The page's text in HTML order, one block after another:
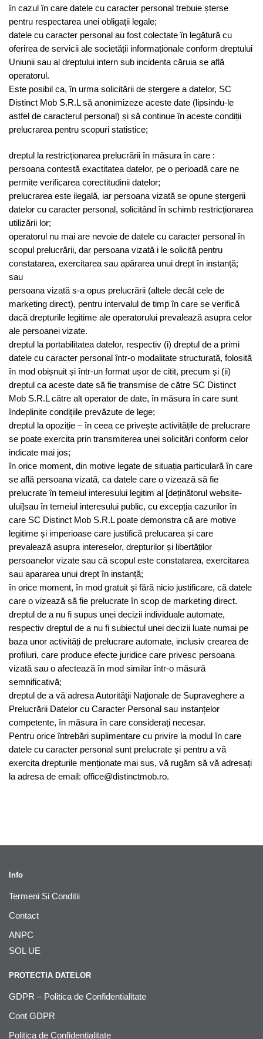
în cazul în care datele cu caracter personal trebuie șterse
pentru respectarea unei obligații legale;
datele cu caracter personal au fost colectate în legătură cu
oferirea de servicii ale societății informaționale conform dreptului
Uniunii sau al dreptului intern sub incidenta căruia se află
operatorul.
Este posibil ca, în urma solicitării de ștergere a datelor, SC
Distinct Mob S.R.L să anonimizeze aceste date (lipsindu-le
astfel de caracterul personal) și să continue în aceste condiții
prelucrarea pentru scopuri statistice;
dreptul la restricționarea prelucrării în măsura în care :
persoana contestă exactitatea datelor, pe o perioadă care ne
permite verificarea corectitudinii datelor;
prelucrarea este ilegală, iar persoana vizată se opune ștergerii
datelor cu caracter personal, solicitând în schimb restricționarea
utilizării lor;
operatorul nu mai are nevoie de datele cu caracter personal în
scopul prelucrării, dar persoana vizată i le solicită pentru
constatarea, exercitarea sau apărarea unui drept în instanță;
sau
persoana vizată s-a opus prelucrării (altele decât cele de
marketing direct), pentru intervalul de timp în care se verifică
dacă drepturile legitime ale operatorului prevalează asupra celor
ale persoanei vizate.
dreptul la portabilitatea datelor, respectiv (i) dreptul de a primi
datele cu caracter personal într-o modalitate structurată, folosită
în mod obișnuit și într-un format ușor de citit, precum și (ii)
dreptul ca aceste date să fie transmise de către SC Distinct
Mob S.R.L către alt operator de date, în măsura în care sunt
îndeplinite condițiile prevăzute de lege;
dreptul la opoziție – în ceea ce privește activitățile de prelucrare
se poate exercita prin transmiterea unei solicitări conform celor
indicate mai jos;
în orice moment, din motive legate de situația particulară în care
se află persoana vizată, ca datele care o vizează să fie
prelucrate în temeiul interesului legitim al [deținătorul website-
ului]sau în temeiul interesului public, cu excepția cazurilor în
care SC Distinct Mob S.R.L poate demonstra că are motive
legitime și imperioase care justifică prelucarea și care
prevalează asupra intereselor, drepturilor și libertăților
persoanelor vizate sau că scopul este constatarea, exercitarea
sau apararea unui drept în instanță;
în orice moment, în mod gratuit și fără nicio justificare, că datele
care o vizează să fie prelucrate în scop de marketing direct.
dreptul de a nu fi supus unei decizii individuale automate,
respectiv dreptul de a nu fi subiectul unei decizii luate numai pe
baza unor activități de prelucrare automate, inclusiv crearea de
profiluri, care produce efecte juridice care privesc persoana
vizată sau o afectează în mod similar într-o măsură
semnificativă;
dreptul de a vă adresa Autorităţii Naţionale de Supraveghere a
Prelucrării Datelor cu Caracter Personal sau instanțelor
competente, în măsura în care considerați necesar.
Pentru orice întrebări suplimentare cu privire la modul în care
datele cu caracter personal sunt prelucrate și pentru a vă
exercita drepturile menționate mai sus, vă rugăm să vă adresați
la adresa de email: office@distinctmob.ro.
Info
Termeni Si Conditii
Contact
ANPC
SOL UE
PROTECTIA DATELOR
GDPR – Politica de Confidentialitate
Cont GDPR
Politica de Confidențialitate